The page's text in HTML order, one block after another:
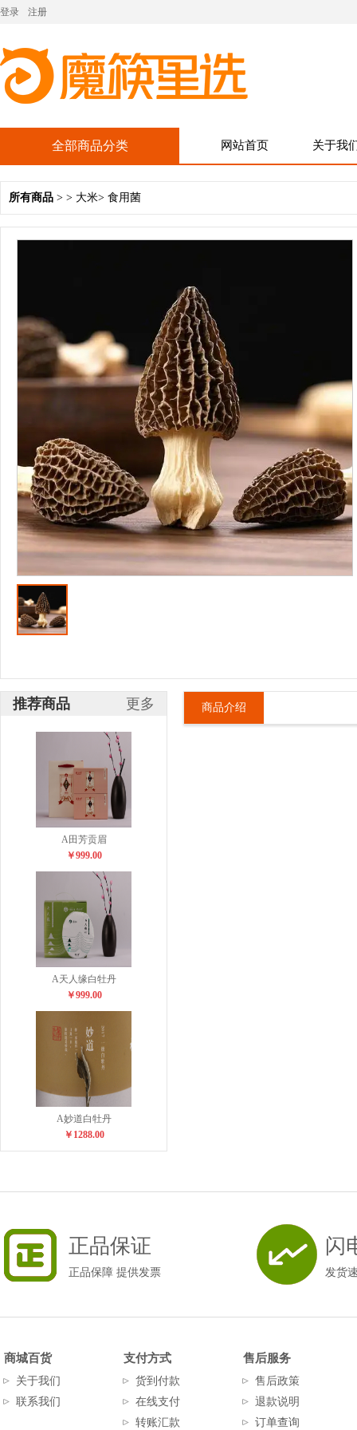
登录 注册
全部商品分类 网站首页 关于我
所有商品 > > 大米> 食用菌
推荐商品 更多
A田芳贡眉
￥999.00
A天人缘白牡丹
￥999.00
A妙道白牡丹
￥1288.00
商品介绍
正品保证
正品保障 提供发票
闪
发货
商城百货
关于我们
联系我们
支付方式
货到付款
在线支付
转账汇款
售后服务
售后政策
退款说明
订单查询